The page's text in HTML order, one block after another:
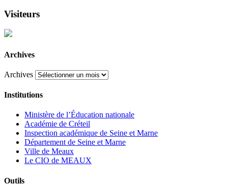
Visiteurs
Archives
Archives
Institutions
Ministère de l’Éducation nationale
Académie de Créteil
Inspection académique de Seine et Marne
Département de Seine et Marne
Ville de Meaux
Le CIO de MEAUX
Outils